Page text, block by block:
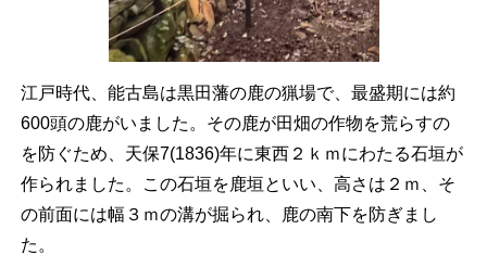
江戸時代、能古島は黒田藩の鹿の猟場で、最盛期には約
600頭の鹿がいました。その鹿が田畑の作物を荒らすの
を防ぐため、天保7(1836)年に東西２ｋｍにわたる石垣が
作られました。この石垣を鹿垣といい、高さは２ｍ、そ
の前面には幅３ｍの溝が掘られ、鹿の南下を防ぎまし
た。